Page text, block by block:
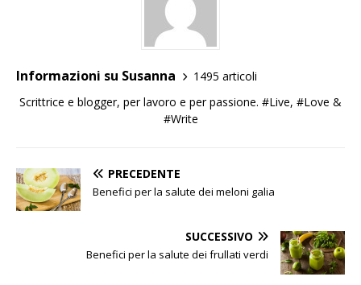
Informazioni su Susanna
1495 articoli
Scrittrice e blogger, per lavoro e per passione. #Live, #Love &
#Write
PRECEDENTE
Benefici per la salute dei meloni galia
SUCCESSIVO
Benefici per la salute dei frullati verdi